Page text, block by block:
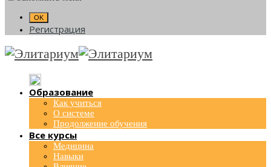
Регистрация
Образование
Как учиться
О системе
Продолжение обучения
Все курсы
Медицина
Навыки